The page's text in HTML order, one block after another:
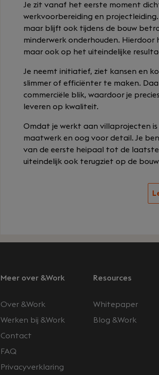
Je zit vanaf het eerste moment
werkvoorbereiding en
maar blijft ook tijdens de bouw
minderwerk onderhouden.
maar ook op het uiteindelijke
Je neemt initiatief, ziet kansen en
slimmer of efficiënter te maken.
commerciële blik, waardoor je
leveren op kwaliteit.
Omdat je werkt aan villaprojecten
maatwerk en oog voor detail. Je
van de eerste heipaal tot de
uiteindelijk ook terugziet op de
Meer over &Work
Over &Work
Werken bij &Work
Contact
FAQ
Privacyverklaring
Resources
Whitepaper
Blog &Work